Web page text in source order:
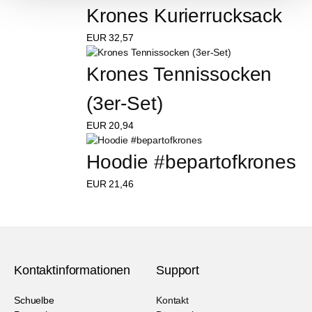
Krones Kurierrucksack
EUR 32,57
Krones Tennissocken
(3er-Set)
EUR 20,94
Hoodie #bepartofkrones
EUR 21,46
Kontaktinformationen
Schuelbe
Support
Kontakt